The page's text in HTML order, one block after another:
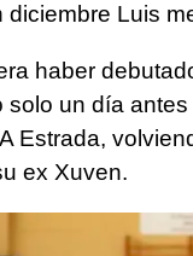
diciembre Luis
haber
solo un día
Estrada,
ex Xuven.